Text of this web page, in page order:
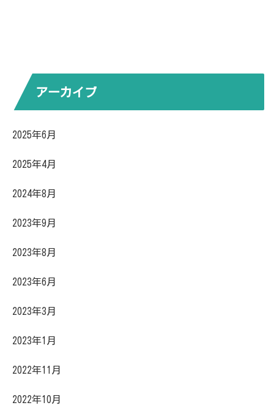
アーカイブ
2025年6月
2025年4月
2024年8月
2023年9月
2023年8月
2023年6月
2023年3月
2023年1月
2022年11月
2022年10月